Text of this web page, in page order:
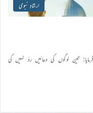
ارشادِ نبوی
تین لوگوں کی دعائیں ردّ نہیں کی